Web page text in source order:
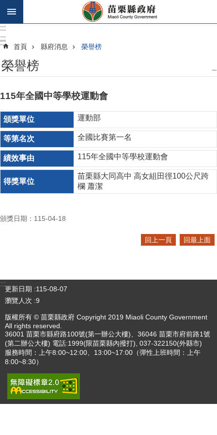
跳到主要內容區塊
:::
:::
::: 首頁 縣府消息 榮譽榜
榮譽榜
115年全國中等學校運動會
運動部
全國比賽第一名
115年全國中等學校運動會
苗栗縣大同高中 高女組田徑100公尺跨
欄 蕭潔
頒獎日期：115-04-18
回上一頁 回最上面
:::
更新日期
115-08-07
瀏覽人次 9
版權所有 © 苗栗縣政府 Copyright 2019 Miaoli County Government
All rights reserved.
36001 苗栗市縣府路100號(第一辦公大樓)、36046 苗栗市府前路1號
(第二辦公大樓) 電話:1999(限苗栗縣內撥打), 037-322150(外縣市)
服務時間：上午8:00~12:00、13:00~17:00（彈性上班時間：上午
8:00~8:30）